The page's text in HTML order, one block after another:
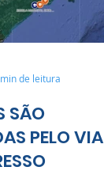
SÃO
PELO VIA
de leitura